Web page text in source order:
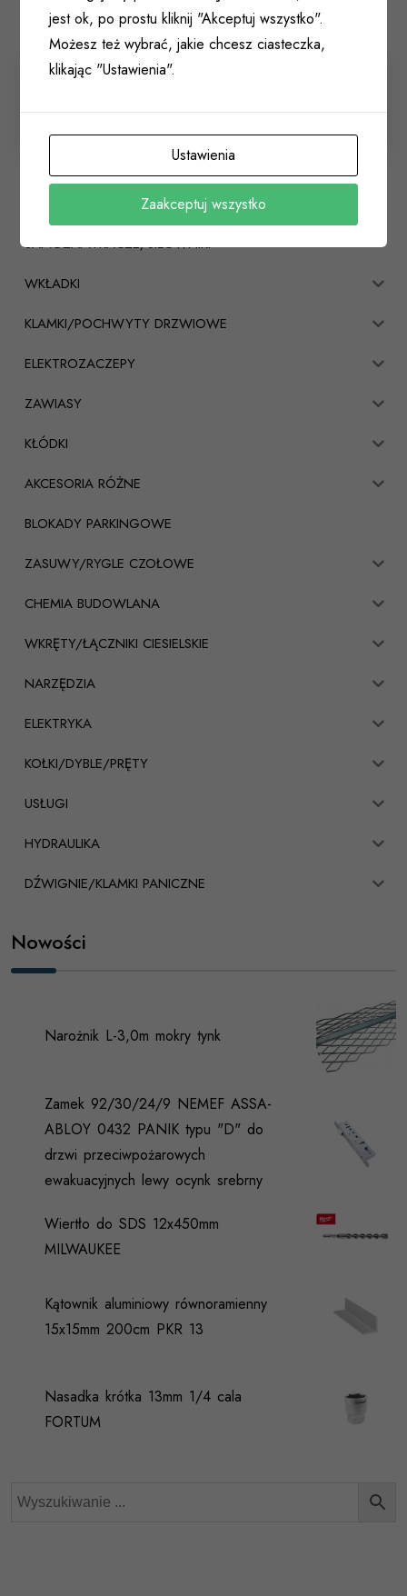
SAMOZAMYKACZE/SIŁOWNIKI
WKŁADKI
KLAMKI/POCHWYTY DRZWIOWE
ELEKTROZACZEPY
ZAWIASY
KŁÓDKI
AKCESORIA RÓŻNE
BLOKADY PARKINGOWE
ZASUWY/RYGLE CZOŁOWE
CHEMIA BUDOWLANA
WKRĘTY/ŁĄCZNIKI CIESIELSKIE
NARZĘDZIA
ELEKTRYKA
KOŁKI/DYBLE/PRĘTY
USŁUGI
HYDRAULIKA
DŹWIGNIE/KLAMKI PANICZNE
Nowości
Narożnik L-3,0m mokry tynk
Zamek 92/30/24/9 NEMEF ASSA-
ABLOY 0432 PANIK typu "D" do
drzwi przeciwpożarowych
ewakuacyjnych lewy ocynk srebrny
Wiertło do SDS 12x450mm
MILWAUKEE
Kątownik aluminiowy równoramienny
15x15mm 200cm PKR 13
Nasadka krótka 13mm 1/4 cala
FORTUM
jest ok, po prostu kliknij "Akceptuj wszystko".
Możesz też wybrać, jakie chcesz ciasteczka,
klikając "Ustawienia".
Ustawienia
Zaakceptuj wszystko